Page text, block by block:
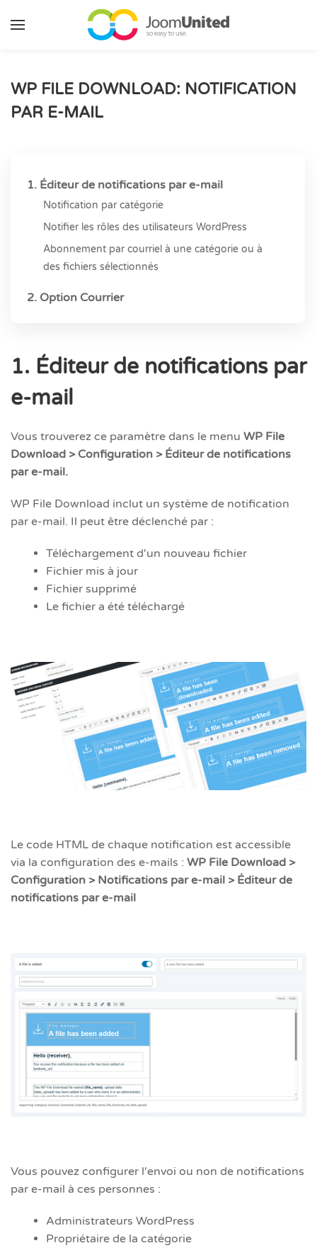
Aller au contenu principal
WP FILE DOWNLOAD: NOTIFICATION
PAR E-MAIL
1. Éditeur de notifications par e-mail
Notification par catégorie
Notifier les rôles des utilisateurs WordPress
Abonnement par courriel à une catégorie ou à
des fichiers sélectionnés
2. Option Courrier
1. Éditeur de notifications par
e-mail
Vous trouverez ce paramètre dans le menu WP File
Download > Configuration > Éditeur de notifications
par e-mail.
WP File Download inclut un système de notification
par e-mail. Il peut être déclenché par :
Téléchargement d'un nouveau fichier
Fichier mis à jour
Fichier supprimé
Le fichier a été téléchargé
Le code HTML de chaque notification est accessible
via la configuration des e-mails : WP File Download >
Configuration > Notifications par e-mail > Éditeur de
notifications par e-mail
Vous pouvez configurer l'envoi ou non de notifications
par e-mail à ces personnes :
Administrateurs WordPress
Propriétaire de la catégorie